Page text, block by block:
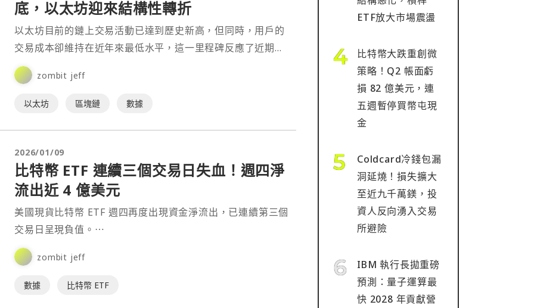
底，以太坊迎來結構性轉折
以太坊目前的鏈上交易活動已達到歷史新高，但同時，用戶的
交易成本卻維持在近年來最低水平，這一里程碑反應了近期協
議升級與穩定幣採用快速成長所帶來的影響。⋯
zombit jeff
以太坊 區塊鏈 數據
2026/01/09
比特幣 ETF 連續三個交易日失血！週四淨
流出近 4 億美元
美國現貨比特幣 ETF 週四再度出現資金淨流出，已連續第三個
交易日呈現負值。⋯
zombit jeff
數據 比特幣 ETF
ETF放大市場震盪
比特幣大跌重創微
策略！Q2 帳面虧
損 82 億美元，連
五週暫停買幣屯現
金
Coldcard冷錢包漏
洞延燒！損失擴大
至近九千萬鎂，投
資人反向湧入交易
所避險
IBM 執行長拋重磅
預測：量子運算最
快 2028 年貢獻營